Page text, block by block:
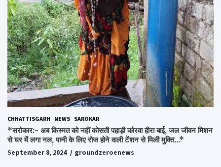
CHHATTISGARH NEWS SAROKAR
*सरोकार:- अब किस्मत को नहीं कोसती पहाड़ी कोरवा हीरा बाई, जल जीवन मिशन
से घर में लगा नल, पानी के लिए रोज होने वाली टेंशन से मिली मुक्ति…*
September 8, 2024 groundzeroenews